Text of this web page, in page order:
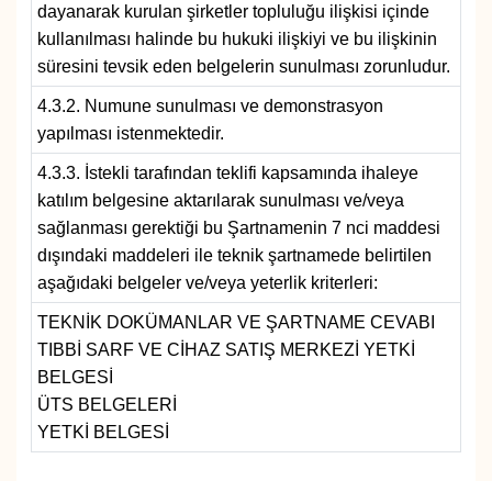
dayanarak kurulan şirketler topluluğu ilişkisi içinde
kullanılması halinde bu hukuki ilişkiyi ve bu ilişkinin
süresini tevsik eden belgelerin sunulması zorunludur.
4.3.2. Numune sunulması ve demonstrasyon
yapılması istenmektedir.
4.3.3. İstekli tarafından teklifi kapsamında ihaleye
katılım belgesine aktarılarak sunulması ve/veya
sağlanması gerektiği bu Şartnamenin 7 nci maddesi
dışındaki maddeleri ile teknik şartnamede belirtilen
aşağıdaki belgeler ve/veya yeterlik kriterleri:
TEKNİK DOKÜMANLAR VE ŞARTNAME CEVABI
TIBBİ SARF VE CİHAZ SATIŞ MERKEZİ YETKİ
BELGESİ
ÜTS BELGELERİ
YETKİ BELGESİ